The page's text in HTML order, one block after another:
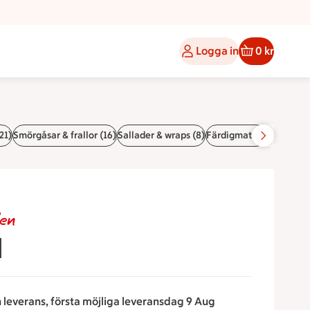
Logga in 0 kr
Smörgåsar & frallor (16)Sallader & wraps (8)Färdigmat (6)
första möjliga leveransdag 9 Aug